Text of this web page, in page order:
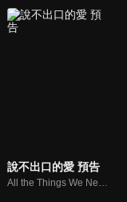
說不出口的愛 預告
All the Things We Never Said